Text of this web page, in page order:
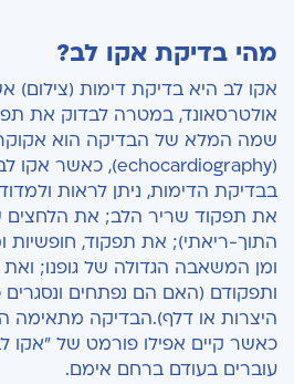
מהי בדיקת אקו לב?
אקו לב היא בדיקת דימות (צילום)
אולטרסאונד, במטרה לבדוק את
שמה המלא של הבדיקה הוא
(echocardiography), כאשר אקו לב הוא הקיצור מקובל.
בבדיקת הדימות, ניתן לראות
את תפקוד שריר הלב; את הלחצים
התוך-ריאתי); את תפקוד, חופשיות
ומן המשאבה הגדולה של גופנו;
ותפקודם (האם הם נפתחים
היצרות או דלף).הבדיקה מתאימה הן
כאשר קיים אפילו פורמט של "אקו
עוברים בעודם ברחם אימם.